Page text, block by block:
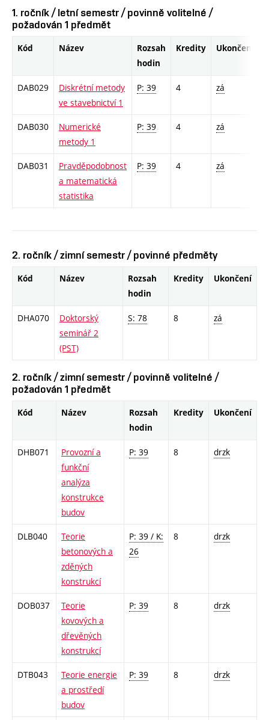
1. ročník / letní semestr / povinně volitelné /
požadován 1 předmět
Kód Název
Rozsah
hodin
Kredity Ukončení
DAB029
Diskrétní metody
ve stavebnictví 1
P: 39 4 zá
DAB030
Numerické
metody 1
P: 39 4 zá
DAB031
Pravděpodobnost
a matematická
statistika
P: 39 4 zá
2. ročník / zimní semestr / povinné předměty
Kód Název
Rozsah
hodin
Kredity Ukončení
DHA070
Doktorský
seminář 2
(PST)
S: 78 8 zá
2. ročník / zimní semestr / povinně volitelné /
požadován 1 předmět
Kód Název
Rozsah
hodin
Kredity Ukončení
DHB071
Provozní a
funkční
analýza
konstrukce
budov
P: 39 8 drzk
DLB040
Teorie
betonových a
zděných
konstrukcí
P: 39 / K:
26
8 drzk
DOB037
Teorie
kovových a
dřevěných
konstrukcí
P: 39 8 drzk
DTB043
Teorie energie
a prostředí
budov
P: 39 8 drzk